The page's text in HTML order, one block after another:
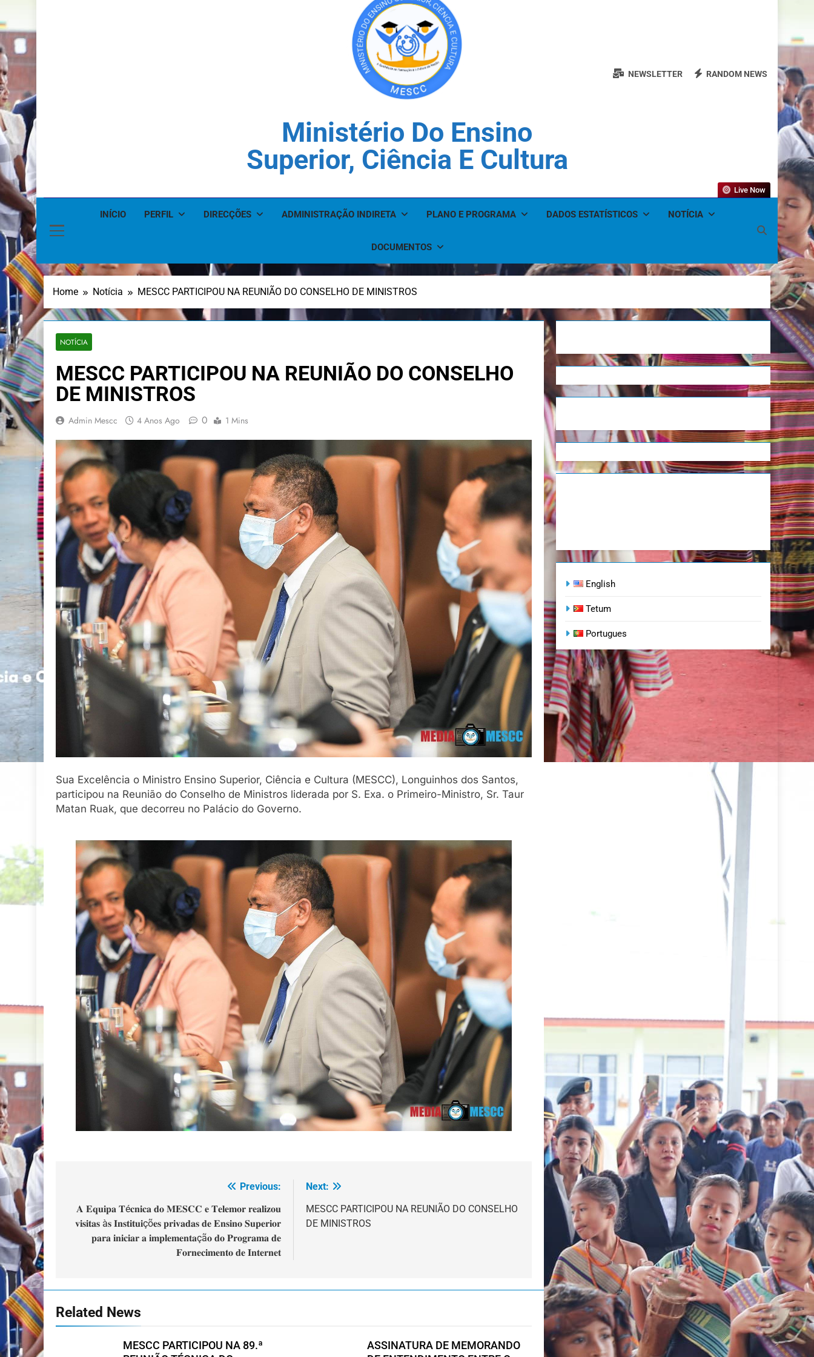
Ministério Do Ensino
Superior, Ciência E Cultura
NEWSLETTER RANDOM NEWS
INÍCIO PERFIL DIRECÇÕES ADMINISTRAÇÃO INDIRETA PLANO E PROGRAMA DADOS ESTATÍSTICOS NOTÍCIA
DOCUMENTOS
Live Now
Home Notícia MESCC PARTICIPOU NA REUNIÃO DO CONSELHO DE MINISTROS
NOTÍCIA
MESCC PARTICIPOU NA REUNIÃO DO CONSELHO
DE MINISTROS
Admin Mescc 4 Anos Ago 0 1 Mins
Sua Excelência o Ministro Ensino Superior, Ciência e Cultura (MESCC), Longuinhos dos Santos,
participou na Reunião do Conselho de Ministros liderada por S. Exa. o Primeiro-Ministro, Sr. Taur
Matan Ruak, que decorreu no Palácio do Governo.
de
artigos
Previous:
𝐀 𝐄𝐪𝐮𝐢𝐩𝐚 𝐓é𝐜𝐧𝐢𝐜𝐚 𝐝𝐨 𝐌𝐄𝐒𝐂𝐂 𝐞 𝐓𝐞𝐥𝐞𝐦𝐨𝐫 𝐫𝐞𝐚𝐥𝐢𝐳𝐨𝐮
𝐯𝐢𝐬𝐢𝐭𝐚𝐬 à𝐬 𝐈𝐧𝐬𝐭𝐢𝐭𝐮𝐢çõ𝐞𝐬 𝐩𝐫𝐢𝐯𝐚𝐝𝐚𝐬 𝐝𝐞 𝐄𝐧𝐬𝐢𝐧𝐨 𝐒𝐮𝐩𝐞𝐫𝐢𝐨𝐫
𝐩𝐚𝐫𝐚 𝐢𝐧𝐢𝐜𝐢𝐚𝐫 𝐚 𝐢𝐦𝐩𝐥𝐞𝐦𝐞𝐧𝐭𝐚çã𝐨 𝐝𝐨 𝐏𝐫𝐨𝐠𝐫𝐚𝐦𝐚 𝐝𝐞
𝐅𝐨𝐫𝐧𝐞𝐜𝐢𝐦𝐞𝐧𝐭𝐨 𝐝𝐞 𝐈𝐧𝐭𝐞𝐫𝐧𝐞𝐭
Next:
MESCC PARTICIPOU NA REUNIÃO DO CONSELHO
DE MINISTROS
Related News
MESCC PARTICIPOU NA 89.ª
ASSINATURA DE MEMORANDO
English
Tetum
Portugues